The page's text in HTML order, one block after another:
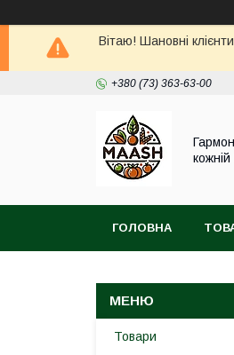
Вітаю! Шановні
+380 (73) 363-63-00
ГОЛОВНА
Товари